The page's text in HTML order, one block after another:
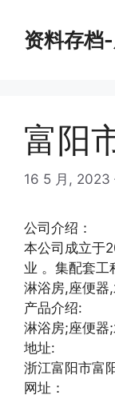
资料存档
富阳
16 5 月, 2023
公司介绍：
本公司成立于
业 。集配套工
淋浴房,座便器,
产品介绍:
淋浴房;座便器
地址:
浙江富阳市富
网址：